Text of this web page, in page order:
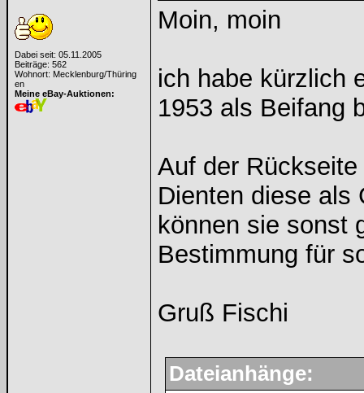
Dabei seit: 05.11.2005
Beiträge: 562
Wohnort: Mecklenburg/Thüring
en
Meine eBay-Auktionen:
Moin, moin
ich habe kürzlich
1953 als Beifang
Auf der
Dienten diese als
können sie sonst
Bestimmung für
Gruß Fischi
Dateianhänge: